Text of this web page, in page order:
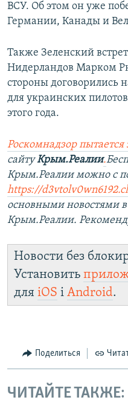
ВСУ. Об этом он уже
Германии, Канады и
Также Зеленский
Нидерландов Марком
стороны договорились
для украинских пилотов
этого года.
Роскомнадзор пытается
сайтуКрым.Реалии.
Крым.Реалии можно с
https://
основными новостями в
Крым.Реалии.
Новости без
Установить
для iOS і Android.
Поделиться
ЧИТАЙТЕ ТАКЖЕ: